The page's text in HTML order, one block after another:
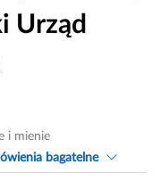
Urząd
i mienie
bagatelne